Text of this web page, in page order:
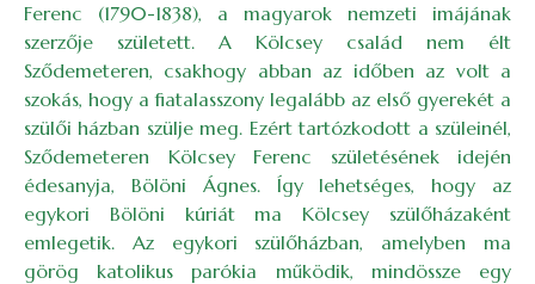
Ferenc (1790-1838), a magyarok nemzeti imájának
szerzője született. A Kölcsey család nem élt
Sződemeteren, csakhogy abban az időben az volt a
szokás, hogy a fiatalasszony legalább az első gyerekét a
szülői házban szülje meg. Ezért tartózkodott a szüleinél,
Sződemeteren Kölcsey Ferenc születésének idején
édesanyja, Bölöni Ágnes. Így lehetséges, hogy az
egykori Bölöni kúriát ma Kölcsey szülőházaként
emlegetik. Az egykori szülőházban, amelyben ma
görög katolikus parókia működik, mindössze egy